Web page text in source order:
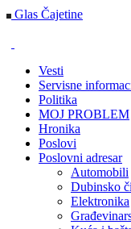
Glas Čajetine
Vesti
Servisne
Politika
MOJ PROBLEM
Hronika
Poslovi
Poslovni adresar
Automobili
Dubinsko
Elektronika